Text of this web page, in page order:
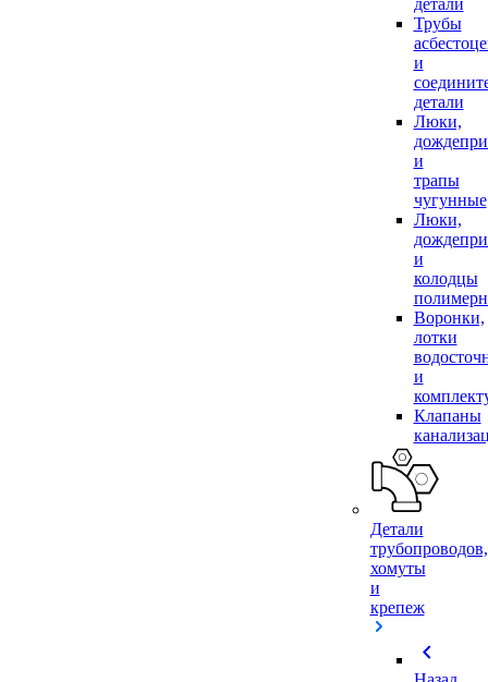
детали
Трубы
и
детали
Люки,
и
трапы
чугунные
Люки,
и
колодцы
Воронки,
лотки
и
Клапаны
Детали
трубопроводов,
хомуты
и
крепеж
chevron_left